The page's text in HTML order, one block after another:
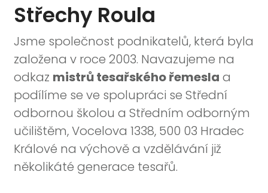
Střechy Roula
Jsme společnost podnikatelů, která byla
založena v roce 2003. Navazujeme na
odkaz mistrů tesařského řemesla a
podílíme se ve spolupráci se Střední
odbornou školou a Středním odborným
učilištěm, Vocelova 1338, 500 03 Hradec
Králové na výchově a vzdělávání již
několikáté generace tesařů.